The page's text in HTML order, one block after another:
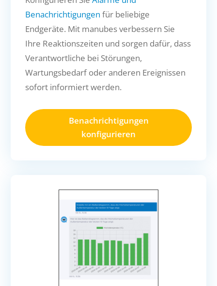
Benachrichtigungen für beliebige
Endgeräte. Mit manubes verbessern Sie
Ihre Reaktionszeiten und sorgen dafür, dass
Verantwortliche bei Störungen,
Wartungsbedarf oder anderen Ereignissen
sofort informiert werden.
Benachrichtigungen
konfigurieren